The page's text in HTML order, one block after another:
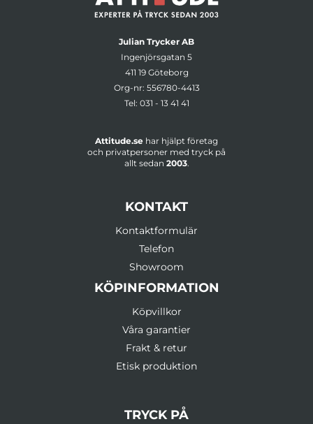
Julian Trycker AB
Ingenjörsgatan 5
411 19 Göteborg
Org-nr: 556780-4413
Tel: 031 - 13 41 41
Attitude.se har hjälpt företag
och privatpersoner med tryck på
allt sedan 2003.
KONTAKT
Kontaktformulär
Telefon
Showroom
KÖPINFORMATION
Köpvillkor
Våra garantier
Frakt & retur
Etisk produktion
TRYCK PÅ